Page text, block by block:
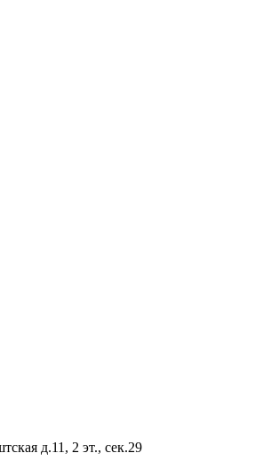
д.11, 2 эт., сек.29